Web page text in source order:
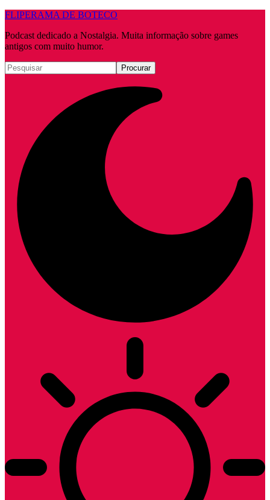
FLIPERAMA DE BOTECO
Podcast dedicado a Nostalgia. Muita informação sobre games
antigos com muito humor.